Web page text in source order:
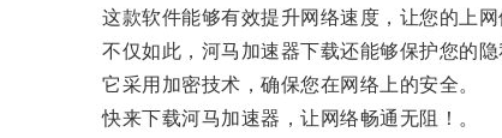
这款软件能够有效提升网络速度，让您的上网
不仅如此，河马加速器下载还能够保护您的隐
它采用加密技术，确保您在网络上的安全。
快来下载河马加速器，让网络畅通无阻！。